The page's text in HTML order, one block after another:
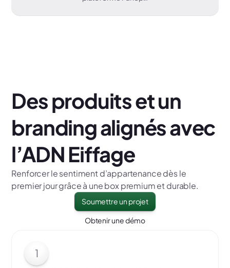
Des produits et un
branding alignés avec
l’ADN Eiffage
Renforcer le sentiment d’appartenance dès le
premier jour grâce à une box premium et durable.
Soumettre un projet
Obtenir une démo
1